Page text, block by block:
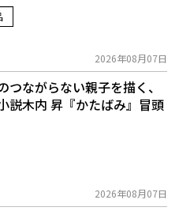
2026年08月07日
つながらない親子を描く、
――木内 昇『かたばみ』冒頭
2026年08月07日